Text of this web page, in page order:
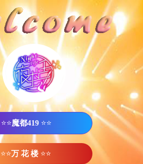
⭐⭐魔都419 ⭐⭐
⭐⭐万 花 楼 ⭐⭐